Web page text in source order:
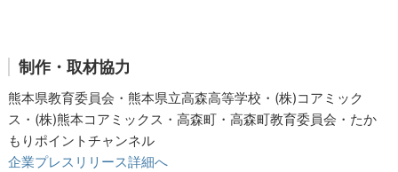
制作・取材協力
熊本県教育委員会・熊本県立高森高等学校・(株)コアミック
ス・(株)熊本コアミックス・高森町・高森町教育委員会・たか
もりポイントチャンネル
企業プレスリリース詳細へ